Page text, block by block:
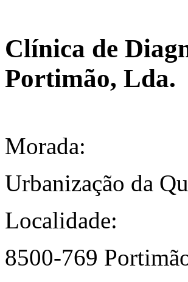
Clínica de
Portimão, Lda.
Morada:
Urbanização da
Localidade:
8500-769